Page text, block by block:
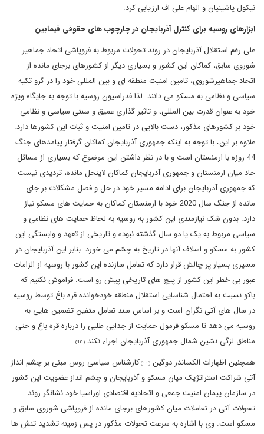
نیکول پاشینیان و الهام علی اف ارزیابی کرد.
ابزارهای روسیه برای کنترل آذربایجان در چارچوب های حقوقی فیمابین
علی رغم استقلال آذربایجان در روند تحولات مربوط به فروپاشی اتحاد جماهیر
شوروی سابق، کماکان این کشور و بسیاری دیگر از کشورهای برجای مانده از
اتحاد جماهیرشوروی، تامین امنیت منطقه ای و بین المللی خود را در گرو تکیه
سیاسی و نظامی به مسکو می دانند. لذا فدراسیون روسیه با توجه به جایگاه ویژه
خود به عنوان قدرت بین المللی، و تاثیر گذاری عمیق و سنتی سیاسی و نظامی
خود بر کشورهای مذکور، دست بالایی در تامین امنیت و ثبات این کشورها دارد.
علاوه بر این، با توجه به اینکه جمهوری آذربایجان کماکان گرفتار پیامدهای جنگ
44 روزه با ارمنستان است و با در نظر داشتن این موضوع که بسیاری از مسائل
حاد میان ارمنستان و جمهوری آذربایجان کماکان لاینحل مانده، تردیدی نیست
که جمهوری آذربایجان برای ادامه مسیر خود در حل و فصل مشکلات بر جای
مانده از جنگ سال 2020 خود با ارمنستان کماکان به حمایت های مسکو نیاز
دارد. بدون شک نیازمندی این کشور به روسیه به لحاظ حمایت های نظامی و
سیاسی مربوط به یک یا دو سال گذشته نبوده و تاریخی از تعهد و وابستگی این
کشور به مسکو و اسلاف آنها در تاریخ به چشم می خورد. بنابر این آذربایجان در
مسیری بسیار پر چالش قرار دارد که تعامل سازنده این کشور با روسیه از الزامات
عبور بی خطر این کشور از پیچ های تاریخی پیش رو است. فراموش نکنیم که
باکو نسبت به احتمال شناسایی استقلال منطقه خودخوانده قره باغ توسط روسیه
در سال های آتی نگران است و بر اساس سند تعامل متفین تضمین هایی به
روسیه می دهد تا مسکو فرمول حمایت از جدایی طلبی را درباره قره باغ و حتی
مناطق لزگی نشین شمال جمهوری آذربایجان اجراء نکند (10)
.
همچنین اظهارات الکساندر دوگین (11)
کارشناس سیاسی روس مبنی بر چشم انداز
آتی شراکت استراتژیک میان مسکو و آذربایجان و چشم انداز عضویت این کشور
در سازمان پیمان امنیت جمعی و اتحادیه اقتصادی اوراسیا خود نشانگر روند
تحولات آتی در تعاملات میان کشورهای برجای مانده از فروپاشی شوروی سابق و
مسکو است. وی با اشاره به سرعت تحولات مذکور در پس زمینه تشدید تنش ها